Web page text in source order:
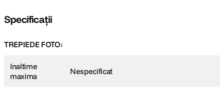
Specificații
TREPIEDE FOTO:
Inaltime
maxima
Nespecificat